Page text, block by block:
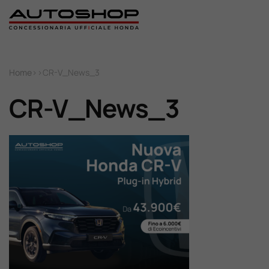
Nuovo
Usato
Assistenza
Ricambi
Home > > CR-V_News_3
CR-V_News_3